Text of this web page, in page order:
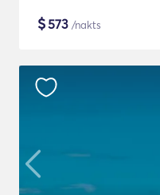
$573 /nakts